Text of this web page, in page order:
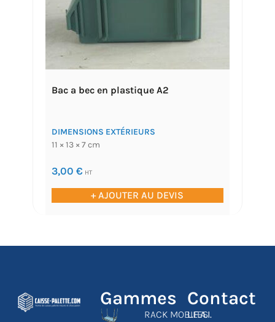
Bac a bec en plastique A2
DIMENSIONS EXTÉRIEURS
11 × 13 × 7 cm
3,00 € HT
+ AJOUTER AU DEVIS
Gammes
RACK MOBILES
Contact
L.F.A.I.